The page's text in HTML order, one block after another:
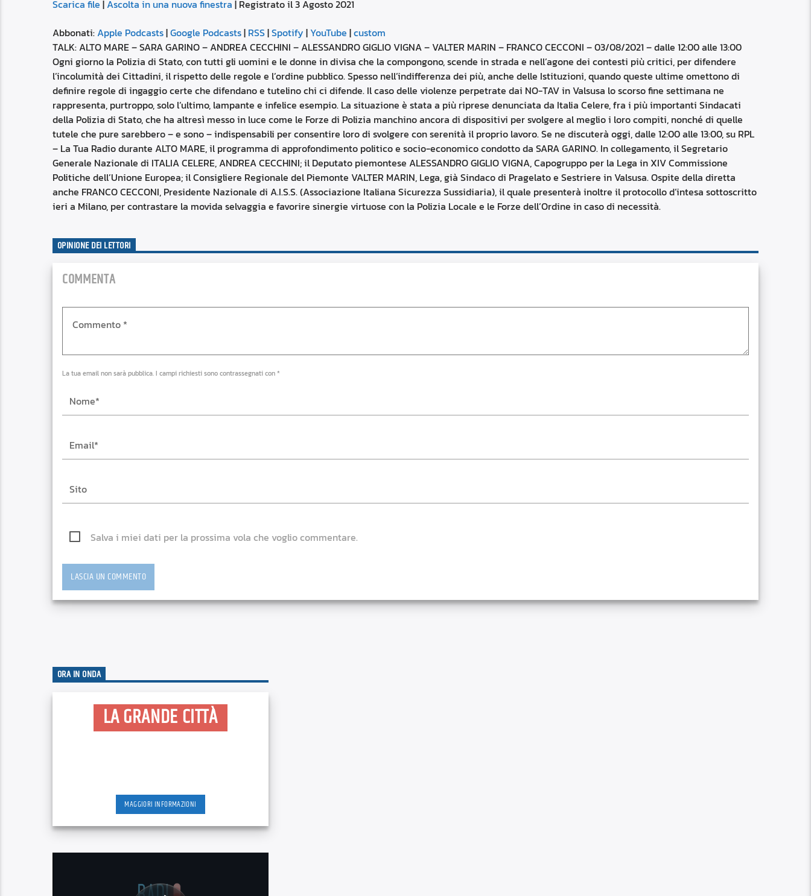
volume.
SUBSCRIBE SHARE
Spotify
RSS FEED
LINK
EMBED
Scarica file |Ascolta in una nuova finestra | Registrato il 3 Agosto 2021
Abbonati:Apple Podcasts|Google Podcasts| RSS|Spotify | YouTube |custom
TALK: ALTO MARE – SARA GARINO – ANDREA CECCHINI – ALESSANDRO GIGLIO VIGNA – VALTER MARIN – FRANCO CECCONI – 03/08/2021 – dalle 12:00 alle 13:00
Ogni giorno la Polizia di Stato, con tutti gli uomini e le donne in divisa che la compongono, scende in strada e nell’agone dei contesti più critici, per difendere
l’incolumità dei Cittadini, il rispetto delle regole e l’ordine pubblico. Spesso nell’indifferenza dei più, anche delle Istituzioni, quando queste ultime omettono di
definire regole di ingaggio certe che difendano e tutelino chi ci difende. Il caso delle violenze perpetrate dai NO-TAV in Valsusa lo scorso fine settimana ne
rappresenta, purtroppo, solo l’ultimo, lampante e infelice esempio. La situazione è stata a più riprese denunciata da Italia Celere, fra i più importanti Sindacati
della Polizia di Stato, che ha altresì messo in luce come le Forze di Polizia manchino ancora di dispositivi per svolgere al meglio i loro compiti, nonché di quelle
tutele che pure sarebbero – e sono – indispensabili per consentire loro di svolgere con serenità il proprio lavoro. Se ne discuterà oggi, dalle 12:00 alle 13:00, su RPL
– La Tua Radio durante ALTO MARE, il programma di approfondimento politico e socio-economico condotto da SARA GARINO. In collegamento, il Segretario
Generale Nazionale di ITALIA CELERE, ANDREA CECCHINI; il Deputato piemontese ALESSANDRO GIGLIO VIGNA, Capogruppo per la Lega in XIV Commissione
Politiche dell’Unione Europea; il Consigliere Regionale del Piemonte VALTER MARIN, Lega, già Sindaco di Pragelato e Sestriere in Valsusa. Ospite della diretta
anche FRANCO CECCONI, Presidente Nazionale di A.I.S.S. (Associazione Italiana Sicurezza Sussidiaria), il quale presenterà inoltre il protocollo d’intesa sottoscritto
ieri a Milano, per contrastare la movida selvaggia e favorire sinergie virtuose con la Polizia Locale e le Forze dell’Ordine in caso di necessità.
OPINIONE DEI LETTORI
COMMENTA
La tua email non sarà pubblica. I campi richiesti sono contrassegnati con *
Salva i miei dati per la prossima vola che voglio commentare.
ORA IN ONDA
LA GRANDE CITTÀ
MAGGIORI INFORMAZIONI